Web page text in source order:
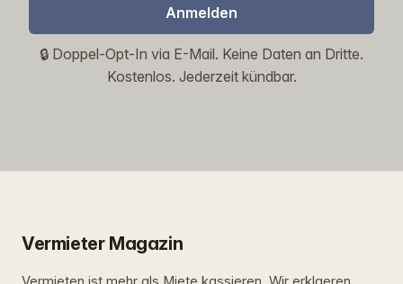
Anmelden
🔒 Doppel-Opt-In via E-Mail. Keine Daten an Dritte.
Kostenlos. Jederzeit kündbar.
Vermieter Magazin